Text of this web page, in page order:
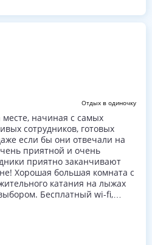
вершины доломитовых
Отдых в одиночку
начиная с самых
сотрудников, готовых
если бы они отвечали на
приятной и очень
приятно заканчивают
Хорошая большая комната с
катания на лыжах
Бесплатный wi-fi,
в комнате. Хорошее
остановкой (в
от лифтов, но если вы не